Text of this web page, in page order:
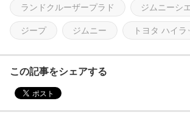
ランドクルーザープラド ジムニーシ
ジープ ジムニー トヨタ ハイラ
この記事をシェアする